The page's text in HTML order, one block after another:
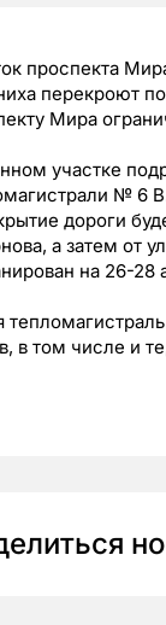
проспекта
перекроют
Мира
участке
№ 6
дороги
а затем от
на 26-28
в том числе и